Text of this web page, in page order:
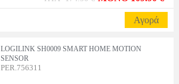
Αγορά
LOGILINK SH0009 SMART HOME MOTION
SENSOR
PER.756311